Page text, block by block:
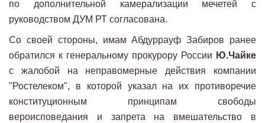
по дополнительной камерализации мечетей с
руководством ДУМ РТ согласована.
Со своей стороны, имам Абдуррауф Забиров ранее
обратился к генеральному прокурору России Ю.Чайке
с жалобой на неправомерные действия компании
"Ростелеком", в которой указал на их противоречие
конституционным принципам свободы
вероисповедания и запрета на вмешательство в